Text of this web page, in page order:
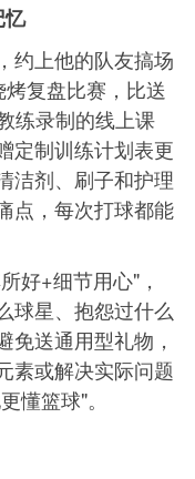
忆
上他的队友搞场
复盘比赛，比送
练录制的线上课
定制训练计划表更
洁剂、刷子和护理
点，每次打球都能
+细节用心"，
球星、抱怨过什么
免送通用型礼物，
素或解决实际问题
懂篮球"。